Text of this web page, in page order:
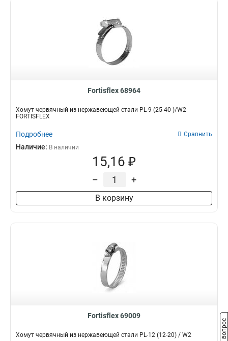
Fortisflex 68964
Хомут червячный из нержавеющей стали PL-9 (25-40 )/W2
FORTISFLEX
Подробнее Сравнить
Наличие: В наличии
15,16 ₽
– +
В корзину
Fortisflex 69009
Хомут червячный из нержавеющей стали PL-12 (12-20) / W2